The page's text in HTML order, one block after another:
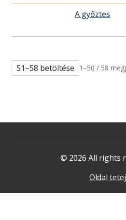
A győztes
51–58 betöltése 1–50 / 58
© 2026 All rights
Oldal